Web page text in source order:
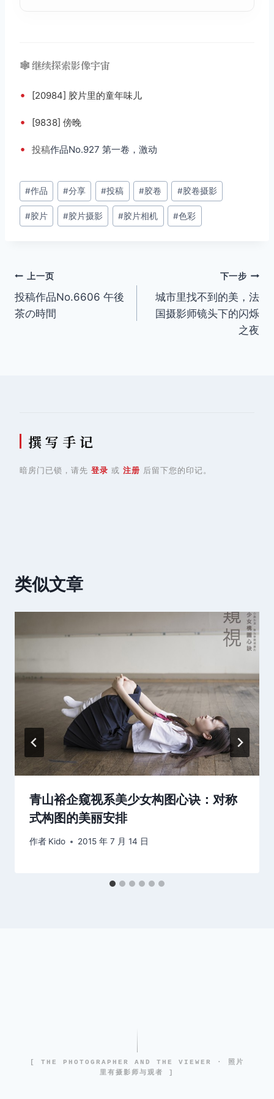
🕸️ 继续探索影像宇宙
• [20984] 胶片里的童年味儿
• [9838] 傍晚
• 投稿作品No.927 第一卷，激动
文
章
标
#作品 #分享 #投稿 #胶卷 #胶卷摄影
#胶片 #胶片摄影 #胶片相机 #色彩
文
章
上一页
投稿作品No.6606 午後
茶の時間
下一步
城市里找不到的美，法
国摄影师镜头下的闪烁
之夜
撰 写 手 记
暗房门已锁，请先 登录 或 注册 后留下您的印记。
类似文章
青山裕企窥视系美少女构图心诀：对称
式构图的美丽安排
作者 Kido 2015 年 7 月 14 日
[ THE PHOTOGRAPHER AND THE VIEWER · 照片
里有摄影师与观者 ]